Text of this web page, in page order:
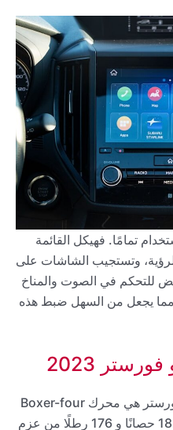
تمامًا. فهيكل القائمة
وتستجيب الشاشات على
للتحكم في الصوت والمناخ
مما يجعل من السهل ضبط هذه
منطقة الفشل الوحيدة بسيارة فورستر هي محرك Boxer-four
من سوبارو بسعة 2.5 لتر، ينتج 182 حصانًا و 176 رطلًا من عزم